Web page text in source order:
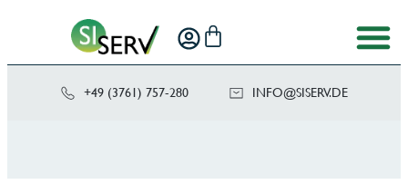
+49 (3761) 757-280 ED.VRE
SIS@OF
NI